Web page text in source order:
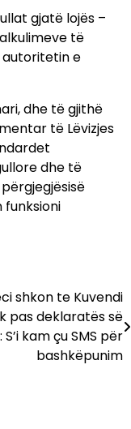
gjatë lojës –
të
e
dhe të gjithë
të Lëvizjes
dhe të
funksioni
shkon te Kuvendi
pas deklaratës së
S’i kam çu SMS për
bashkëpunim